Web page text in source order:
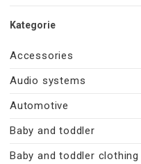
Kategorie
Accessories
Audio systems
Automotive
Baby and toddler
Baby and toddler clothing